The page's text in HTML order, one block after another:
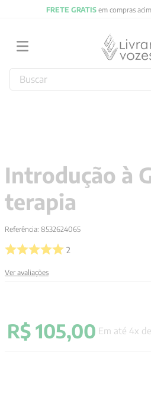
FRETE GRATISem compras
Buscar
Introdução à
terapia
Referência: 8532624065
2
Ver avaliações
R$ 105,00 Em até 4x de
4 º jung
5º byung chul han